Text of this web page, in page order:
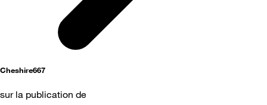
Cheshire667
sur la publication de